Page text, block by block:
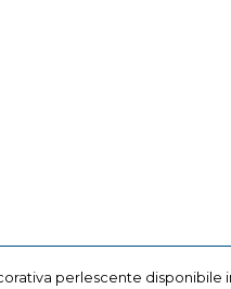
perlescente disponibile